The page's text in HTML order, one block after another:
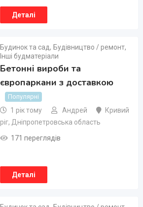
Деталі
Будинок та сад, Будівництво / ремонт,
Інші будматеріали
Бетонні вироби та
європаркани з доставкою
Популярні
1 рік тому Андрей
Кривий
ріг, Дніпропетровська область
171 переглядів
Деталі